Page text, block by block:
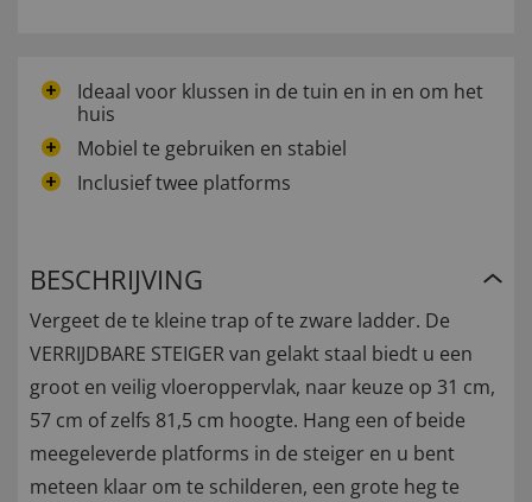
Ideaal voor klussen in de tuin en in en om het
huis
Mobiel te gebruiken en stabiel
Inclusief twee platforms
BESCHRIJVING
Vergeet de te kleine trap of te zware ladder. De
VERRIJDBARE STEIGER van gelakt staal biedt u een
groot en veilig vloeroppervlak, naar keuze op 31 cm,
57 cm of zelfs 81,5 cm hoogte. Hang een of beide
meegeleverde platforms in de steiger en u bent
meteen klaar om te schilderen, een grote heg te